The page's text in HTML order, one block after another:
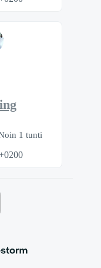
1 tunti